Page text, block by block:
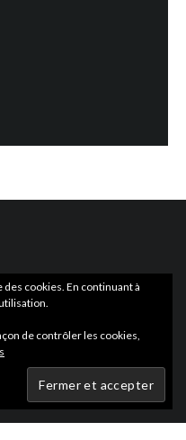
cookies. En continuant à
de contrôler les cookies,